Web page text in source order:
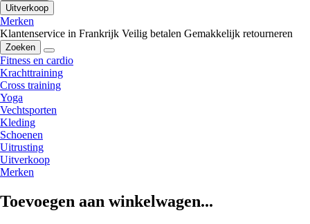
Uitverkoop
Merken
Klantenservice in Frankrijk Veilig betalen Gemakkelijk retourneren
Zoeken
Fitness en cardio
Krachttraining
Cross training
Yoga
Vechtsporten
Kleding
Schoenen
Uitrusting
Uitverkoop
Merken
Toevoegen aan winkelwagen...